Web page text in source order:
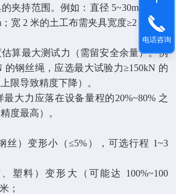
夹持范围。例如：直径 5~30mm 的钢
宽 2 米的土工布需夹具宽度≥2 米。
算最大测试力（需留安全余量）。例
的钢丝绳，应选最大试验力≥150kN 的
限导致精度下降）。
大力应落在设备量程的20%~80% 之
度最高）。
丝）变形小（≤5%），可选行程 1~3
塑料）变形大（可能达 100%~100
；
电话咨询